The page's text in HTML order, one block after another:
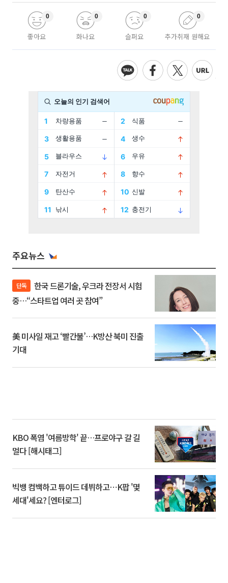
좋아요
0
화나요
0
슬퍼요
0
추가취재 원해요
0
주요뉴스
단독
중…“스타트업 여러 곳 참여”
美 미사일 재고 ‘빨간불’…K방산 북미 진출
기대
KBO 폭염 '여름방학' 끝…프로야구 갈 길
멀다 [해시태그]
빅뱅 컴백하고 튜이드 데뷔하고⋯K팝 '몇
세대'세요? [엔터로그]